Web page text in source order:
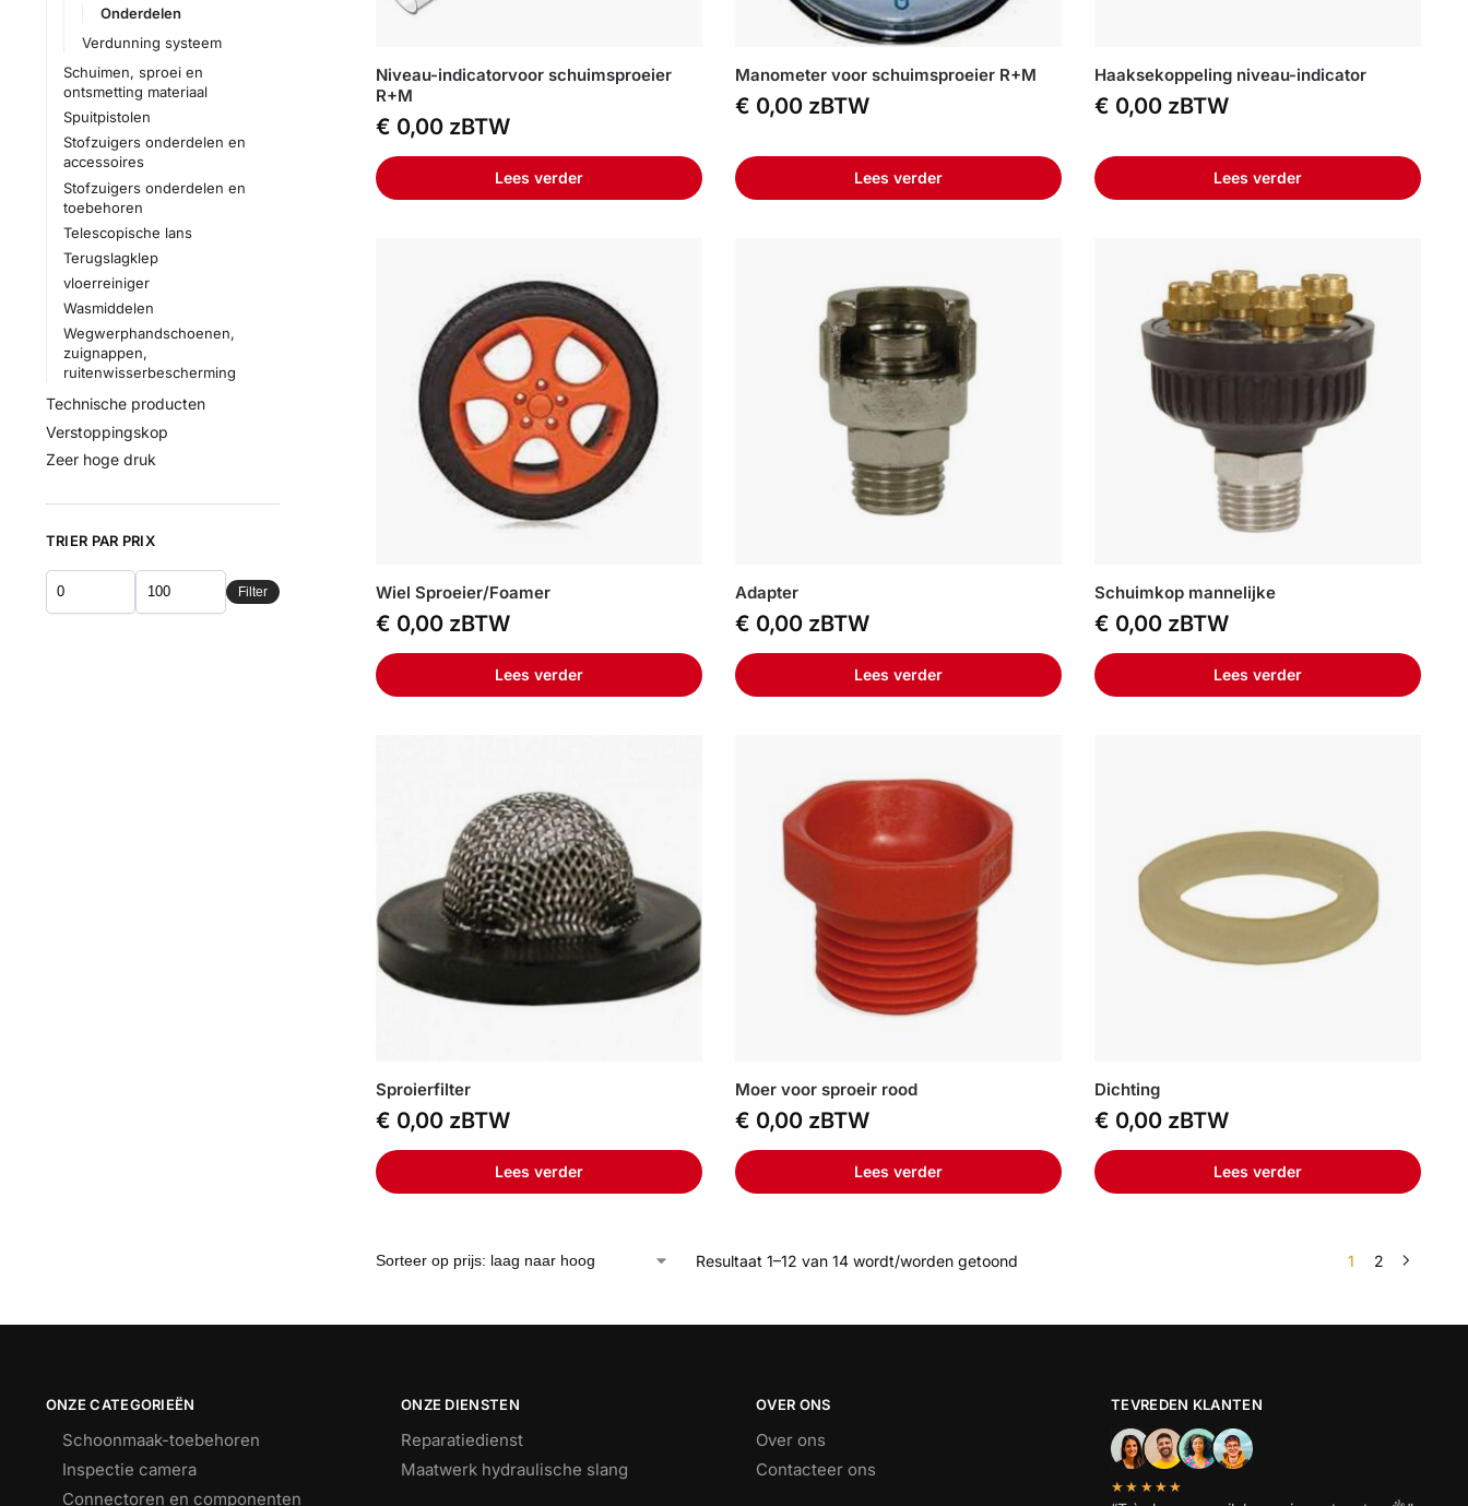
Niveau-indicatorvoor schuimsproeier
R+M
€ 0,00 zBTW
Lees verder
Manometer voor schuimsproeier R+M
€ 0,00 zBTW
Lees verder
Haaksekoppeling niveau-indicator
€ 0,00 zBTW
Lees verder
Wiel Sproeier/Foamer
€ 0,00 zBTW
Lees verder
Adapter
€ 0,00 zBTW
Lees verder
Schuimkop mannelijke
€ 0,00 zBTW
Lees verder
Sproierfilter
€ 0,00 zBTW
Lees verder
Moer voor sproeir rood
€ 0,00 zBTW
Lees verder
Dichting
€ 0,00 zBTW
Lees verder
Resultaat 1–12 van 14 wordt/worden getoond 1 2
Onderdelen
Verdunning systeem
Schuimen, sproei en
ontsmetting materiaal
Spuitpistolen
Stofzuigers onderdelen en
accessoires
Stofzuigers onderdelen en
toebehoren
Telescopische lans
Terugslagklep
vloerreiniger
Wasmiddelen
Wegwerphandschoenen,
zuignappen,
ruitenwisserbescherming
Technische producten
Verstoppingskop
Zeer hoge druk
TRIER PAR PRIX
Filter
ONZE CATEGORIEËN
Schoonmaak-toebehoren
Inspectie camera
Connectoren en componenten
ONZE DIENSTEN
Reparatiedienst
Maatwerk hydraulische slang
OVER ONS
Over ons
Contacteer ons
TEVREDEN KLANTEN
★★★★★